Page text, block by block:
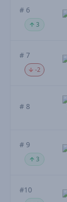
# 6
3
# 7
-2
# 8
# 9
3
#10